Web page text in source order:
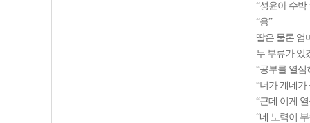
“성윤아 수박
“응”
딸은 물론 엄
두 부류가 있
“공부를 열심
“너가 걔네가
“근데 이게
“네 노력이